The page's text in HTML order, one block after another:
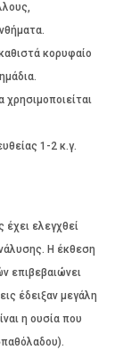
κορυφαίο
1-2 κ.γ.
ελεγχθεί
Η έκθεση
επιβεβαιώνει
έδειξαν μεγάλη
η ουσία που